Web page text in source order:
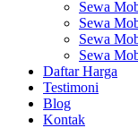
Sewa
Sewa
Sewa
Sewa
Daftar Harga
Testimoni
Blog
Kontak